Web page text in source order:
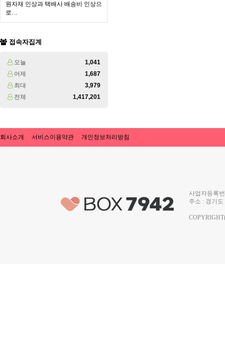
원자재 인상과 택배사 배송비 인상으
로…
접속자집계
오늘
1,041
어제
1,687
최대
3,979
전체
1,417,201
회사소개 서비스이용약관 개인정보처리방침
사업자등록
주소 : 경기